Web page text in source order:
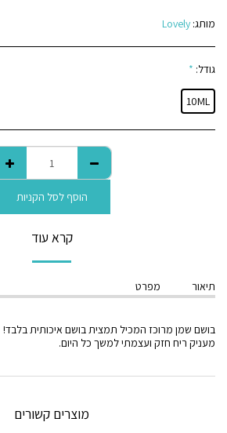
מותג: Lovely
גודל: *
10ML
הוסף לסל הקניות
קרא עוד
תיאור מפרט
בושם שמן מרוכז המכיל תמצית בושם איכותית בלבד!
מעניק ריח חזק ועצמתי למשך כל היום.
מוצרים קשורים